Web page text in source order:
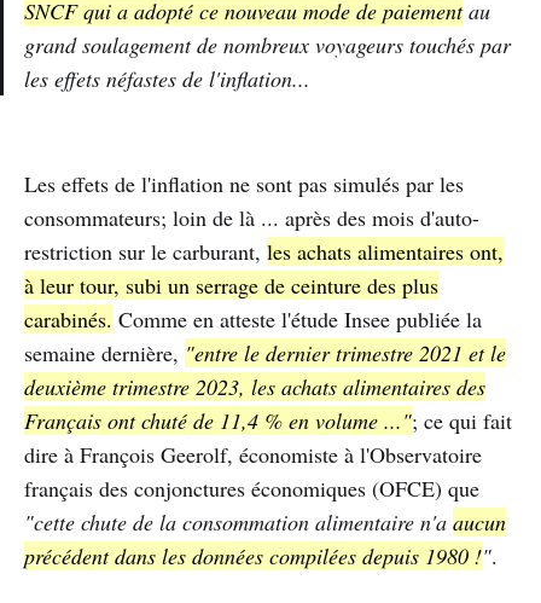
SNCF qui a adopté ce nouveau mode de paiementau
grand soulagement de nombreux voyageurs touchés par
les effets néfastes de l'inflation...
Les effets de l'inflation ne sont pas simulés par les
consommateurs; loin de là ... après des mois d'auto-
restriction sur le carburant, les achats alimentaires ont,
à leur tour, subi un serrage de ceinture des plus
carabinés. Comme en atteste l'étude Insee publiée la
semaine dernière, "entre le dernier trimestre 2021 et le
deuxième trimestre 2023, les achats alimentaires des
Français ont chuté de 11,4 % en volume ..."; ce qui fait
dire à François Geerolf, économiste à l'Observatoire
français des conjonctures économiques (OFCE) que
"cette chute de la consommation alimentaire n'a aucun
précédent dans les données compilées depuis 1980 !".